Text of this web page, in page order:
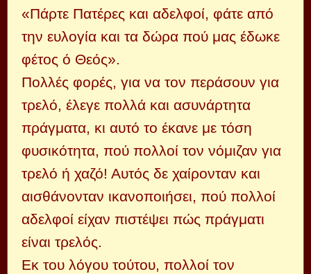
«Πάρτε Πατέρες και αδελφοί, φάτε από
την ευλογία και τα δώρα πού μας έδωκε
φέτος ό Θεός».
Πολλές φορές, για να τον περάσουν για
τρελό, έλεγε πολλά και ασυνάρτητα
πράγματα, κι αυτό το έκανε με τόση
φυσικότητα, πού πολλοί τον νόμιζαν για
τρελό ή χαζό! Αυτός δε χαίρονταν και
αισθάνονταν ικανοποιήσει, πού πολλοί
αδελφοί είχαν πιστέψει πώς πράγματι
είναι τρελός.
Εκ του λόγου τούτου, πολλοί τον